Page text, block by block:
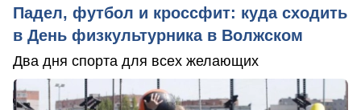
Падел, футбол и кроссфит: куда сходить
в День физкультурника в Волжском
Два дня спорта для всех желающих